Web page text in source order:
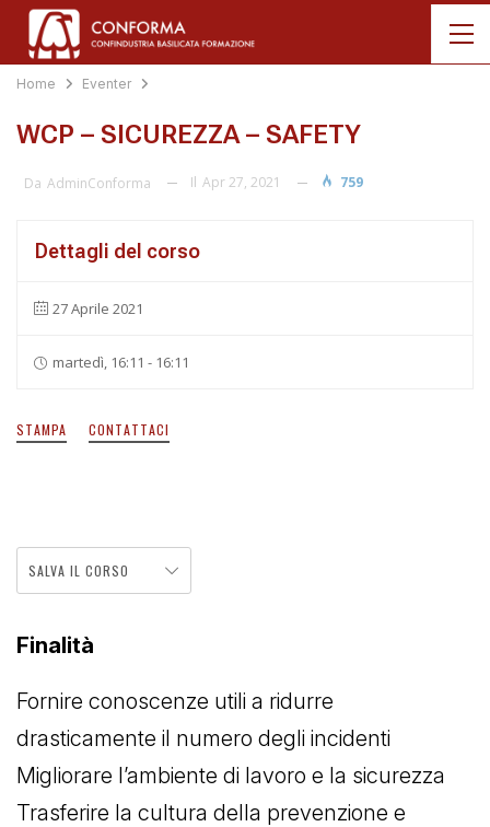
Home Eventer
WCP – SICUREZZA – SAFETY
Da AdminConforma Il Apr 27, 2021 759
Dettagli del corso
27 Aprile 2021
martedì, 16:11 - 16:11
STAMPA CONTATTACI
SALVA IL CORSO
Finalità
Fornire conoscenze utili a ridurre
drasticamente il numero degli incidenti
Migliorare l’ambiente di lavoro e la sicurezza
Trasferire la cultura della prevenzione e